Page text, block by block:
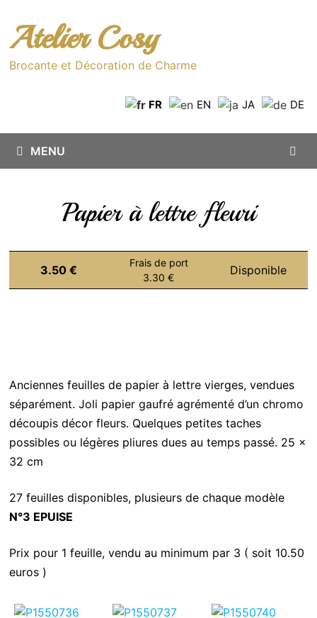
contenu
Atelier Cosy
Brocante et Décoration de Charme
FR EN JA DE
MENU
Papier à lettre fleuri
3.50 €
Frais de port
3.30 €
Disponible
Anciennes feuilles de papier à lettre vierges, vendues
séparément. Joli papier gaufré agrémenté d’un chromo
découpis décor fleurs. Quelques petites taches
possibles ou légères pliures dues au temps passé. 25 x
32 cm
27 feuilles disponibles, plusieurs de chaque modèle
N°3 EPUISE
Prix pour 1 feuille, vendu au minimum par 3 ( soit 10.50
euros )